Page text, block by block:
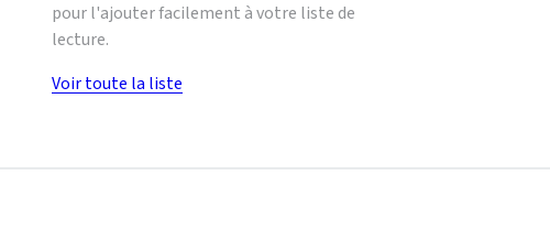
pour l'ajouter facilement à votre liste de
lecture.
Voir toute la liste